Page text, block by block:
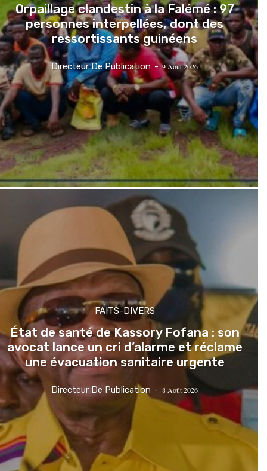
Orpaillage clandestin à la Falémé : 97
personnes interpellées, dont des
ressortissants guinéens
Directeur De Publication - 9 Août 2026
FAITS-DIVERS
État de santé de Kassory Fofana : son
avocat lance un cri d’alarme et réclame
une évacuation sanitaire urgente
Directeur De Publication - 8 Août 2026